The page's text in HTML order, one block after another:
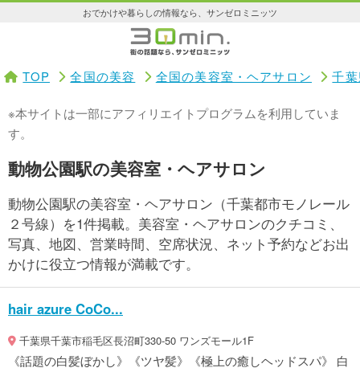
おでかけや暮らしの情報なら、サンゼロミニッツ
TOP 全国の美容 全国の美容室・ヘアサロン 千
※本サイトは一部にアフィリエイトプログラムを利用していま
す。
動物公園駅の美容室・ヘアサロン
動物公園駅の美容室・ヘアサロン（千葉都市モノレール
２号線）を1件掲載。美容室・ヘアサロンのクチコミ、
写真、地図、営業時間、空席状況、ネット予約などお出
かけに役立つ情報が満載です。
hair azure CoCo...
千葉県千葉市稲毛区長沼町330-50 ワンズモール1F
《話題の白髪ぼかし》《ツヤ髪》《極上の癒しヘッドスパ》 白